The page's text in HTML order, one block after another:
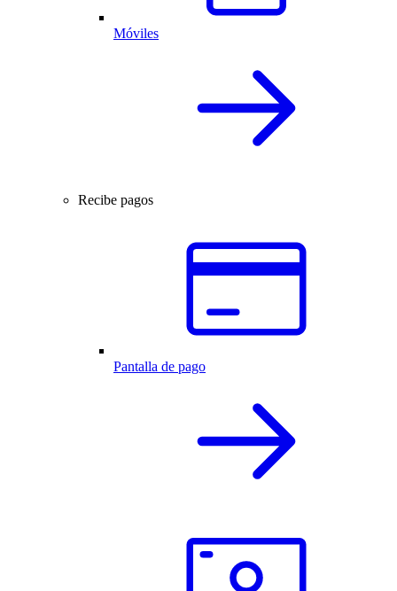
Móviles
Recibe pagos
Pantalla de pago